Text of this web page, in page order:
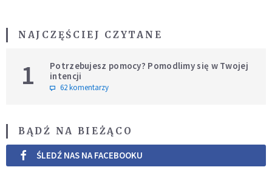
NAJCZĘŚCIEJ CZYTANE
1
Potrzebujesz pomocy? Pomodlimy się w Twojej
intencji
62 komentarzy
BĄDŹ NA BIEŻĄCO
ŚLEDŹ NAS NA FACEBOOKU